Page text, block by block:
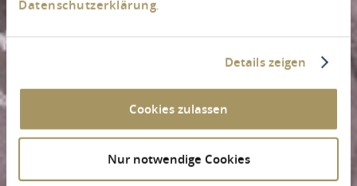
Datenschutzerklärung.
Details zeigen
Cookies zulassen
Nur notwendige Cookies